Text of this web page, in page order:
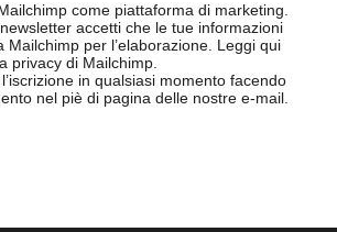
come piattaforma di marketing.
accetti che le tue informazioni
per l’elaborazione. Leggi qui
privacy di Mailchimp
in qualsiasi momento facendo
nel piè di pagina delle nostre e-mail.